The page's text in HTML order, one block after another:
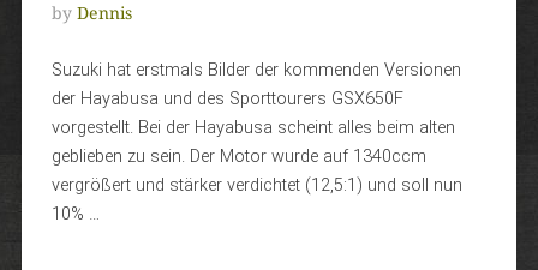
by Dennis
Suzuki hat erstmals Bilder der kommenden Versionen
der Hayabusa und des Sporttourers GSX650F
vorgestellt. Bei der Hayabusa scheint alles beim alten
geblieben zu sein. Der Motor wurde auf 1340ccm
vergrößert und stärker verdichtet (12,5:1) und soll nun
10% …